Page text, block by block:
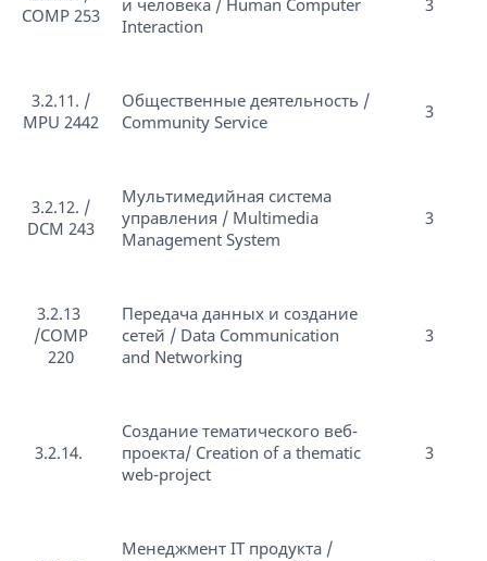
COMP 253
и человека / Human Computer
Interaction
3
3.2.11. /
MPU 2442
Общественные деятельность /
Community Service
3
3.2.12. /
DCM 243
Мультимедийная система
управления / Multimedia
Management System
3
3.2.13
/COMP
220
Передача данных и создание
сетей / Data Communication
and Networking
3
3.2.14.
Создание тематического веб-
проекта/ Creation of a thematic
web-project
3
Менеджмент IT продукта /